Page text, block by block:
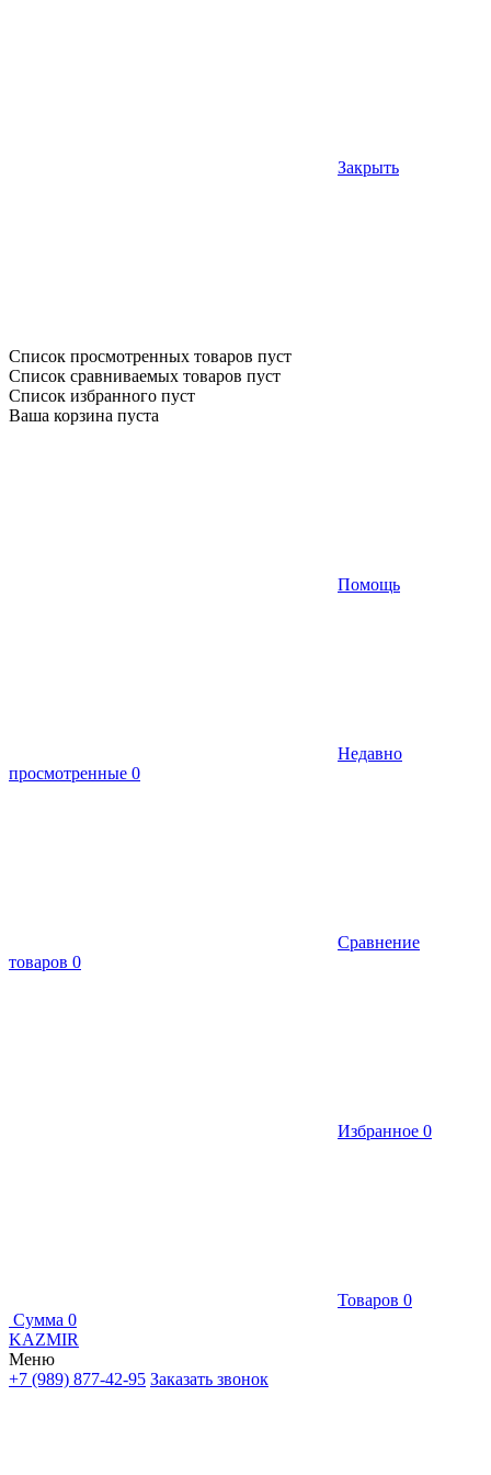
Закрыть
Список просмотренных товаров пуст
Список сравниваемых товаров пуст
Список избранного пуст
Ваша корзина пуста
Помощь
Недавно
просмотренные 0
Сравнение
товаров 0
Избранное 0
Товаров 0
Сумма 0
KAZMIR
Меню
+7 (989) 877-42-95 Заказать звонок